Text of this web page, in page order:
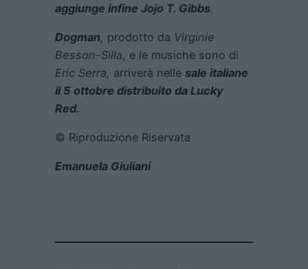
aggiunge infine Jojo T. Gibbs.
Dogman, prodotto da Virginie
Besson-Silla, e le musiche sono di
Eric Serra, arriverà nelle sale italiane
il 5 ottobre distribuito da Lucky
Red.
© Riproduzione Riservata
Emanuela Giuliani